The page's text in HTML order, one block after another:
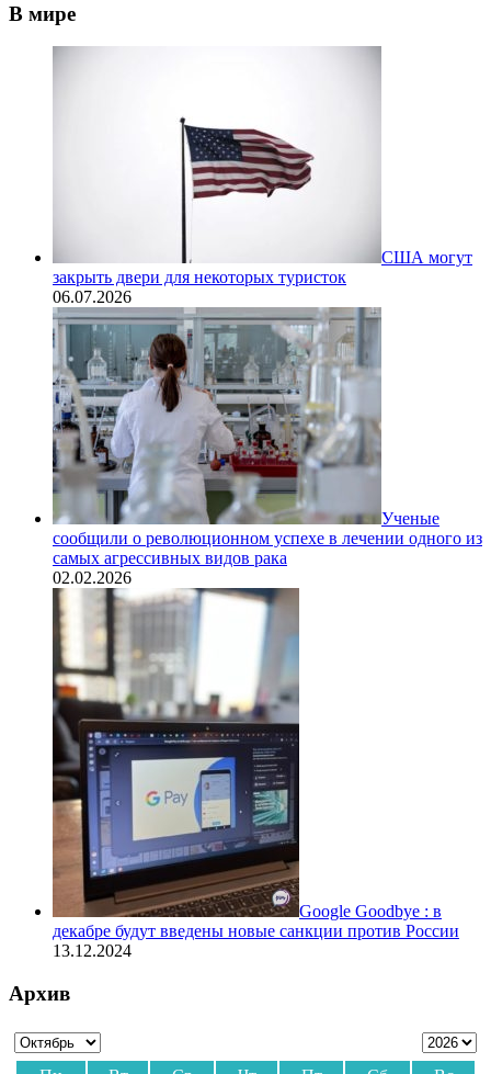
В мире
США могут
закрыть двери для некоторых туристок
06.07.2026
Ученые
сообщили о революционном успехе в лечении одного из
самых агрессивных видов рака
02.02.2026
Google Goodbye : в
декабре будут введены новые санкции против России
13.12.2024
Архив